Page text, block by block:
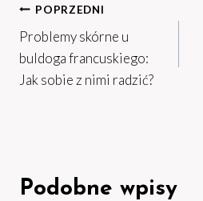
Nawigacja
wpisu
POPRZEDNI
Problemy skórne u
buldoga francuskiego:
Jak sobie z nimi radzić?
Podobne wpisy